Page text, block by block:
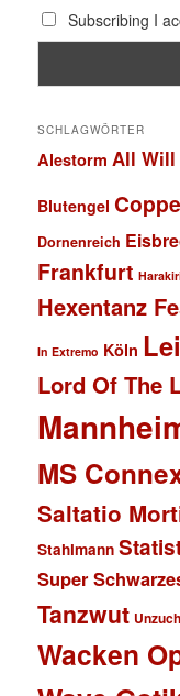
Subscribing I
SCHLAGWÖRTER
Alestorm All Will
Blutengel
Dornenreich
Frankfurt
Hexentanz
In Extremo Köln
Lord Of The
MS
Saltatio
Stahlmann
Super
Tanzwut
Wacken